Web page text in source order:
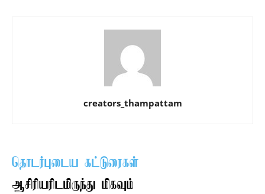
creators_thampattam
தொடர்புடைய கட்டுரைகள்
ஆசிரியரிடமிருந்து மிகவும்